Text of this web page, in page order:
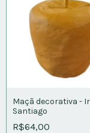
Maçã decorativa -
Santiago
R$64,00